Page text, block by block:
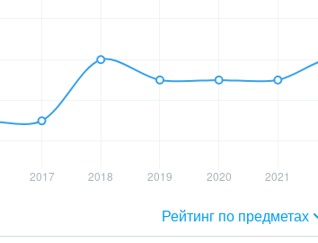
Рейтинг по предметах